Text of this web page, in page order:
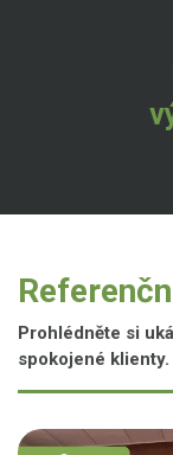
Prohlédněte si
spokojené klienty.